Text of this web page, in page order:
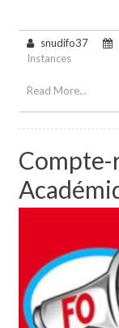
snudifo37
Instances
Read More...
Compte-